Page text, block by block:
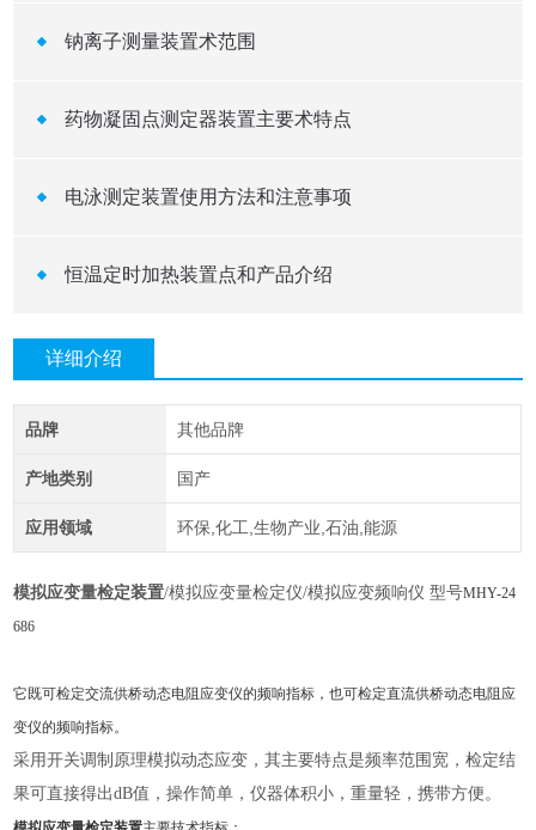
钠离子测量装置术范围
药物凝固点测定器装置主要术特点
电泳测定装置使用方法和注意事项
恒温定时加热装置点和产品介绍
详细介绍
品牌 其他品牌
产地类别 国产
应用领域 环保,化工,生物产业,石油,能源
模拟应变量检定装置/模拟应变量检定仪/模拟应变频响仪 型号MHY-24
686
它既可检定交流供桥动态电阻应变仪的频响指标，也可检定直流供桥动态电阻应
变仪的频响指标。
采用开关调制原理模拟动态应变，其主要特点是频率范围宽，检定结
果可直接得出dB值，操作简单，仪器体积小，重量轻，携带方便。